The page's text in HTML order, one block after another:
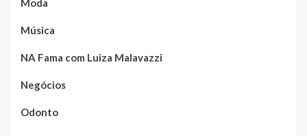
Moda
Música
NA Fama com Luiza Malavazzi
Negócios
Odonto